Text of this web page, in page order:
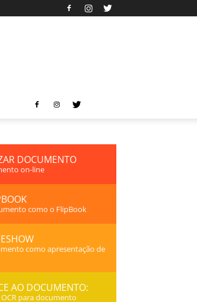
DOCUMENTO
on-line
como o FlipBook
como apresentação de
AO DOCUMENTO:
para documento